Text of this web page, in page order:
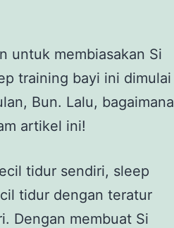
untuk membiasakan Si
training bayi ini dimulai
Bun. Lalu, bagaimana
artikel ini!
tidur sendiri, sleep
tidur dengan teratur
Dengan membuat Si